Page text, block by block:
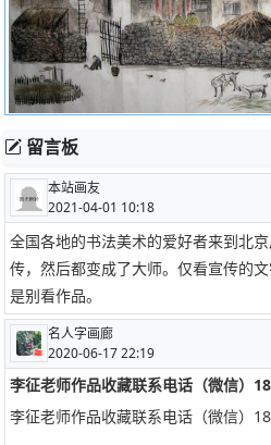
留言板
本站画友
2021-04-01 10:18
全国各地的书法美术的爱好者来到北
传，然后都变成了大师。仅看宣传的
是别看作品。
名人字画廊
2020-06-17 22:19
李征老师作品收藏联系电话（微信）
李征老师作品收藏联系电话（微信）